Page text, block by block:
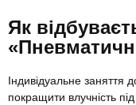
Як
Індивідуальне заняття
покращити влучність